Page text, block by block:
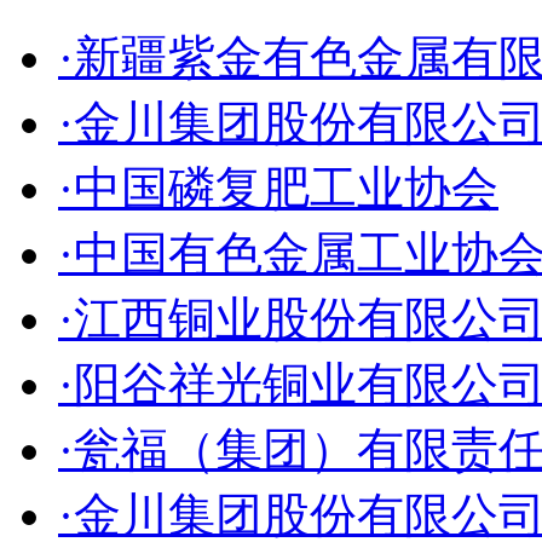
·新疆紫金有色金属有
·金川集团股份有限公
·中国磷复肥工业协会
·中国有色金属工业协
·江西铜业股份有限公
·阳谷祥光铜业有限公
·瓮福（集团）有限责
·金川集团股份有限公